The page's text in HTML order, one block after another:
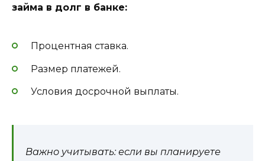
займа в долг в банке:
Процентная ставка.
Размер платежей.
Условия досрочной выплаты.
Важно учитывать: если вы планируете